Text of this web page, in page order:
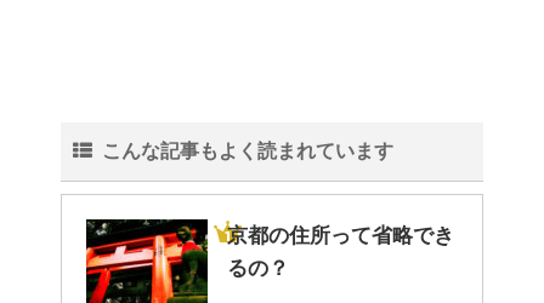
こんな記事もよく読まれています
京都の住所って省略でき
るの？